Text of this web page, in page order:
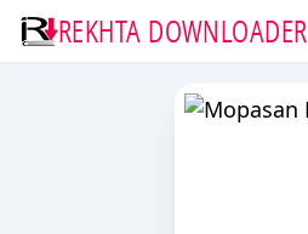
REKHTA DOWNLOADER